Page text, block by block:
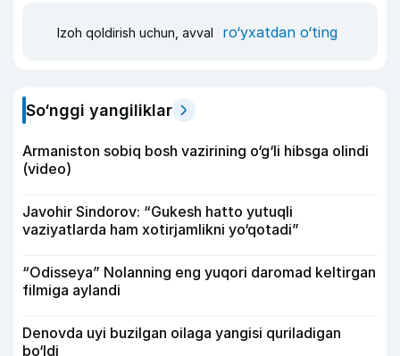
Izoh qoldirish uchun, avval ro‘yxatdan o‘ting
So‘nggi yangiliklar
Armaniston sobiq bosh vazirining o‘g‘li hibsga olindi
(video)
Javohir Sindorov: “Gukesh hatto yutuqli
vaziyatlarda ham xotirjamlikni yo‘qotadi”
“Odisseya” Nolanning eng yuqori daromad keltirgan
filmiga aylandi
Denovda uyi buzilgan oilaga yangisi quriladigan
bo‘ldi